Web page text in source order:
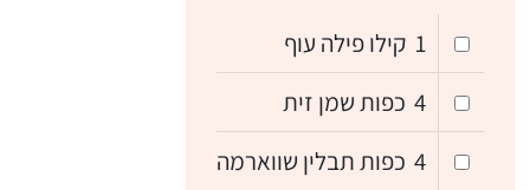
1 קילו פילה עוף
4 כפות שמן זית
4 כפות תבלין שווארמה